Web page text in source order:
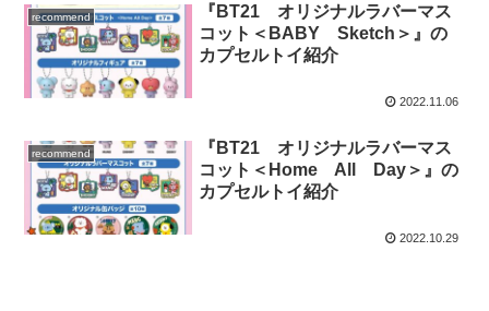
recommend
『BT21 オリジナルラバーマス
コット＜BABY Sketch＞』の
カプセルトイ紹介
2022.11.06
recommend
『BT21 オリジナルラバーマス
コット＜Home All Day＞』の
カプセルトイ紹介
2022.10.29